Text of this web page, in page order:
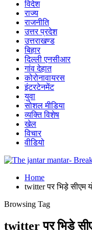
विदेश
राज्य
राजनीति
उत्तर प्रदेश
उत्तराखण्ड
बिहार
दिल्ली एनसीआर
गांव देहात
कोरोनावायरस
इंटरटेनमेंट
युवा
सोशल मीडिया
व्यक्ति विशेष
खेल
विचार
वीडियो
Home
twitter पर भिड़े सीएम
Browsing Tag
twitter पर भिड़े